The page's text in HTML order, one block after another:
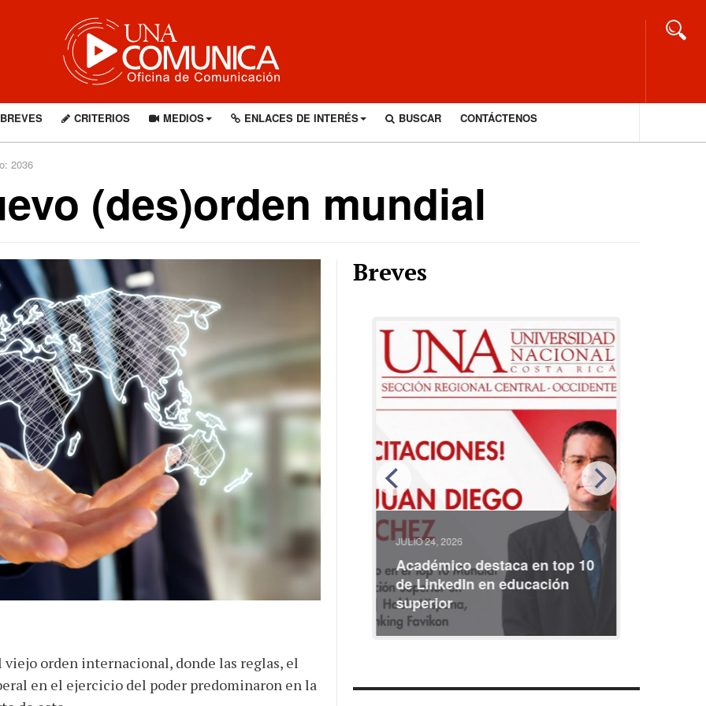
BREVES CRITERIOS MEDIOS ENLACES DE INTERÉS BUSCAR CONTÁCTENOS
2036
(des)orden mundial
orden internacional, donde las reglas, el
en el ejercicio del poder predominaron en la
Breves
llama a
JULIO 24, 2026
Rechazo al reparto desigual
de ganancias es mayor
cuando hubo esfuerzo
JULIO 24, 2026
Académico destaca en top 10
de LinkedIn en educación
superior